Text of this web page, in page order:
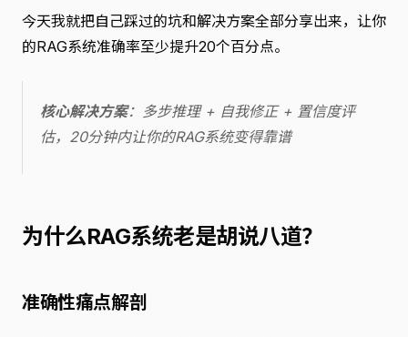
今天我就把自己踩过的坑和解决方案全部分享出来，让你
的RAG系统准确率至少提升20个百分点。
核心解决方案：多步推理 + 自我修正 + 置信度评
估，20分钟内让你的RAG系统变得靠谱
为什么RAG系统老是胡说八道？
准确性痛点解剖